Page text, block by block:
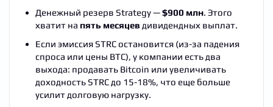
Денежный резерв Strategy —$900 млн. Этого
хватит на пять месяцев дивидендных выплат.
Если эмиссия STRC остановится (из-за падения
спроса или цены BTC), у компании есть два
выхода: продавать Bitcoin или увеличивать
доходность STRC до 15-18%, что еще больше
усилит долговую нагрузку.